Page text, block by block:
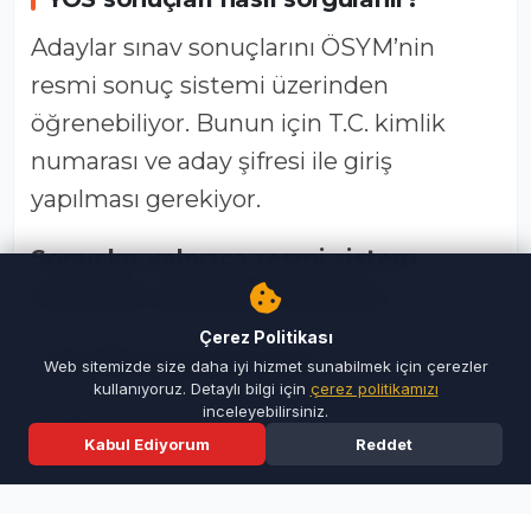
Adaylar sınav sonuçlarını ÖSYM’nin
resmi sonuç sistemi üzerinden
öğrenebiliyor. Bunun için T.C. kimlik
numarası ve aday şifresi ile giriş
yapılması gerekiyor.
Sonuçlar yalnızca resmi sistem
üzerinden görüntülenebiliyor.
TR-YÖS neyi kapsıyor?
Türkiye Yurt Dışından Öğrenci Kabul
Sınavı, yurt dışından Türkiye’de
üniversite eğitimi almak isteyen adaylar
Ana Sayfa Son Dakika
Çerez Politikası
Web sitemizde size daha iyi hizmet sunabilmek için çerezler
kullanıyoruz. Detaylı bilgi için çerez politikamızı
inceleyebilirsiniz.
Kabul Ediyorum
Reddet